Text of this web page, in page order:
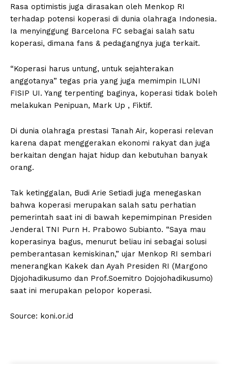
Rasa optimistis juga dirasakan oleh Menkop RI
terhadap potensi koperasi di dunia olahraga Indonesia.
Ia menyinggung Barcelona FC sebagai salah satu
koperasi, dimana fans & pedagangnya juga terkait.
“Koperasi harus untung, untuk sejahterakan
anggotanya” tegas pria yang juga memimpin ILUNI
FISIP UI. Yang terpenting baginya, koperasi tidak boleh
melakukan Penipuan, Mark Up , Fiktif.
Di dunia olahraga prestasi Tanah Air, koperasi relevan
karena dapat menggerakan ekonomi rakyat dan juga
berkaitan dengan hajat hidup dan kebutuhan banyak
orang.
Tak ketinggalan, Budi Arie Setiadi juga menegaskan
bahwa koperasi merupakan salah satu perhatian
pemerintah saat ini di bawah kepemimpinan Presiden
Jenderal TNI Purn H. Prabowo Subianto. “Saya mau
koperasinya bagus, menurut beliau ini sebagai solusi
pemberantasan kemiskinan,” ujar Menkop RI sembari
menerangkan Kakek dan Ayah Presiden RI (Margono
Djojohadikusumo dan Prof.Soemitro Dojojohadikusumo)
saat ini merupakan pelopor koperasi.
Source: koni.or.id